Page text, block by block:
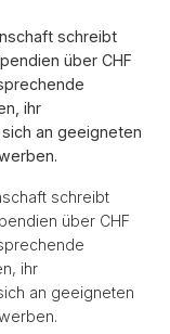
schreibt
über CHF
ihr
an geeigneten
schreibt
über CHF
ihr
an geeigneten